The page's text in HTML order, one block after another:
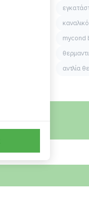
mycond
αντλία